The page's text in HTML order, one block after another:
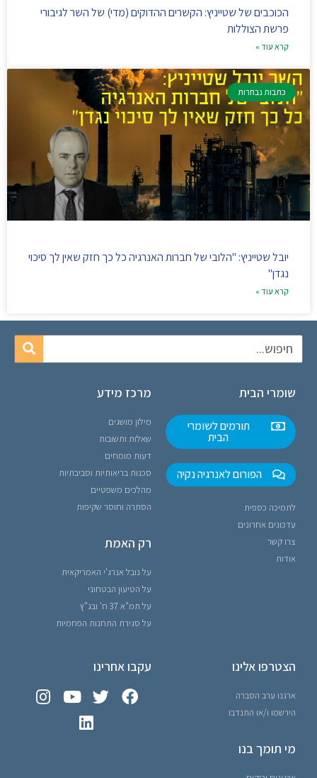
הכוכבים של שטייניץ: הקשרים ההדוקים (מדי) של השר לגיבורי
פרשת הצוללות
קרא עוד »
כתבות נבחרות
יובל שטייניץ: "הלובי של חברות האנרגיה כל כך חזק שאין לך סיכוי
נגדן"
קרא עוד »
שומרי הבית
תורמים לשומרי
הבית
הפורום לאנרגיה נקיה
לתמיכה כספית
עדכונים אחרונים
צרו קשר
אודות
מרכז מידע
מילון מושגים
שאלות ותשובות
דעות מומחים
סכנות בריאותיות וסביבתיות
מהלכים משפטיים
הסתרה וחוסר שקיפות
רק האמת
על נובל אנרג'י האמריקאית
על הטיעון הבטחוני
על תמ"א 37 ח' ובג"ץ
על סגירת התחנות הפחמיות
הצטרפו אלינו
ארגנו ערב הסברה
הירשמו ו/או התנדבו
מי תומך בנו
עקבו אחרינו